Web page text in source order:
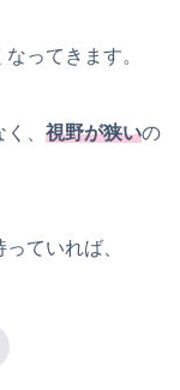
ってきます。
、 視野が狭いの
ていれば、